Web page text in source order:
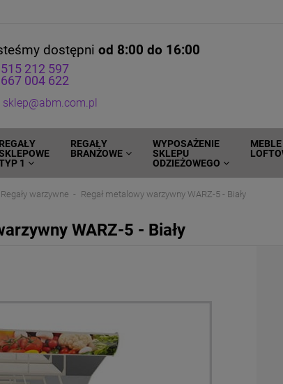
dostępni od 8:00 do 16:00
515 212 597
667 004 622
sklep@abm.com.pl
REGAŁY
1
REGAŁY
BRANŻOWE
WYPOSAŻENIE
SKLEPU
ODZIEŻOWEGO
MEBLE
Regały warzywne Regał metalowy warzywny WARZ-5 - Biały
WARZ-5 - Biały